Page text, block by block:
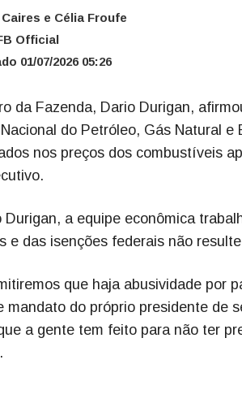
e Célia Froufe
Official
01/07/2026 05:26
da Fazenda, Dario Durigan,
do Petróleo, Gás Natural
nos preços dos combustíveis
Durigan, a equipe econômica
e das isenções federais não
que haja abusividade por
mandato do próprio presidente de
a gente tem feito para não ter